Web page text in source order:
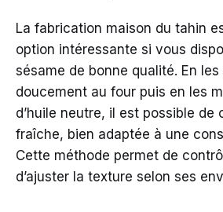
La fabrication maison du tahin
option intéressante si vous
sésame de bonne qualité. En
doucement au four puis en les
d’huile neutre, il est possible de
fraîche, bien adaptée à une
Cette méthode permet de
d’ajuster la texture selon ses